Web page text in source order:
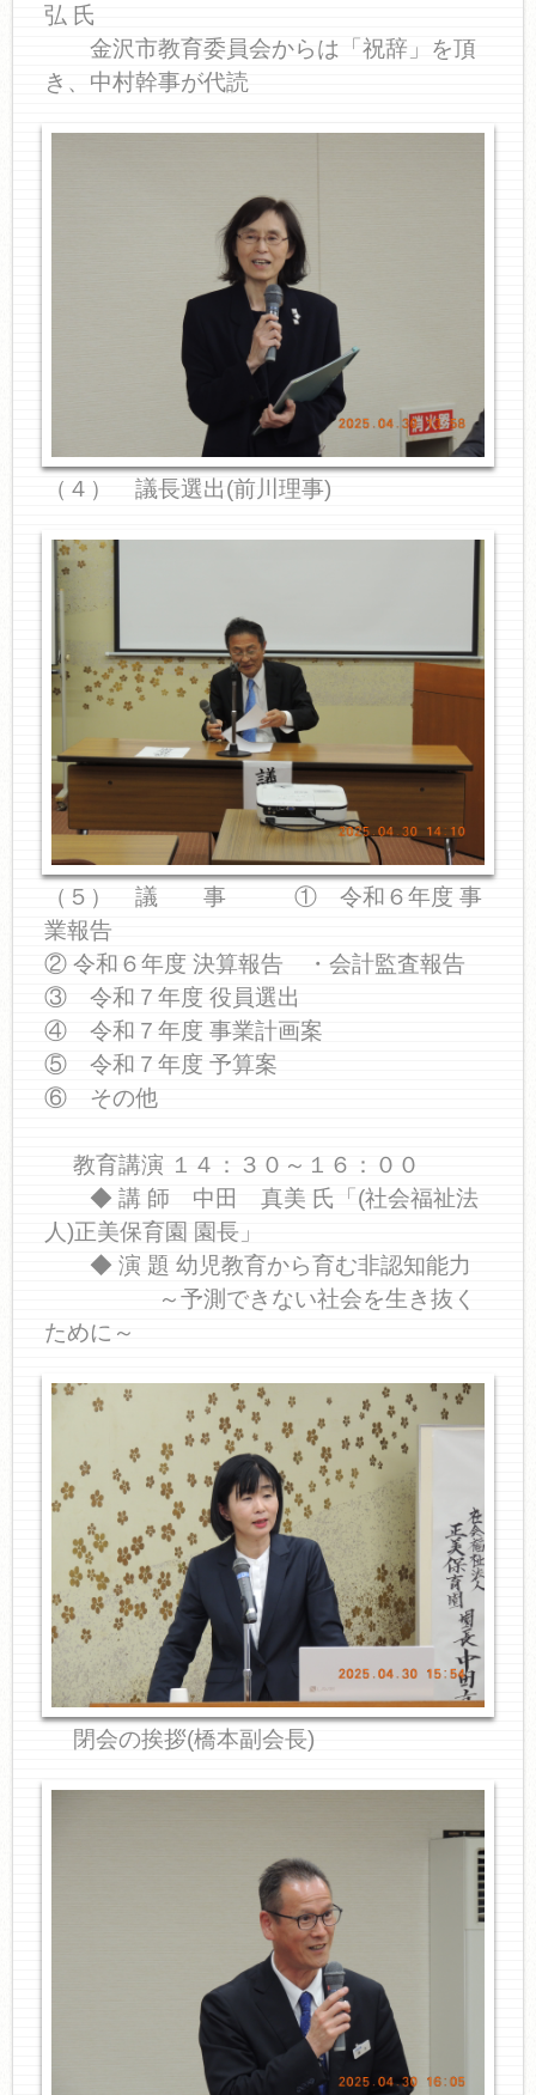
弘 氏
金沢市教育委員会からは「祝辞」を頂
き、中村幹事が代読
（４） 議長選出(前川理事)
（５） 議 事 ① 令和６年度 事
業報告
② 令和６年度 決算報告 ・会計監査報告
③ 令和７年度 役員選出
④ 令和７年度 事業計画案
⑤ 令和７年度 予算案
⑥ その他
教育講演 １４：３０～１６：００
◆ 講 師 中田 真美 氏「(社会福祉法
人)正美保育園 園長」
◆ 演 題 幼児教育から育む非認知能力
～予測できない社会を生き抜く
ために～
閉会の挨拶(橋本副会長)